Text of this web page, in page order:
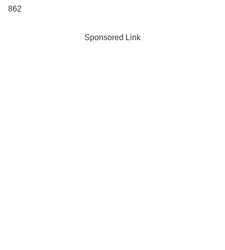
862
Sponsored Link